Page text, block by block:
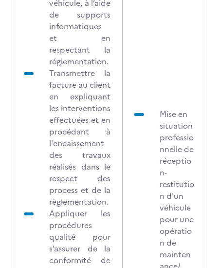
véhicule, à l’aide
de supports
informatiques
et en
respectant la
réglementation.
Transmettre la
facture au client
en expliquant
les interventions
effectuées et en
procédant à
l'encaissement
des travaux
réalisés dans le
respect des
process et de la
règlementation.
Appliquer les
procédures
qualité pour
s’assurer de la
conformité de
Mise en
situation
professio
nnelle de
réceptio
n-
restitutio
n d'un
véhicule
pour une
opératio
n de
mainten